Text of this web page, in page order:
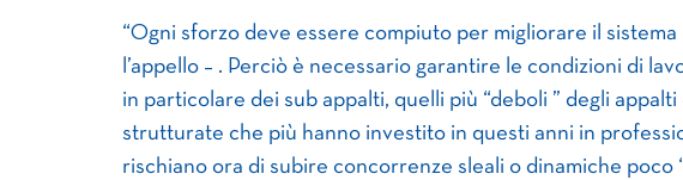
“Ogni sforzo deve essere compiuto per migliorare il
l’appello – . Perciò è necessario garantire le condizioni di
in particolare dei sub appalti, quelli più “deboli ” degli
strutturate che più hanno investito in questi anni in
rischiano ora di subire concorrenze sleali o dinamiche poco